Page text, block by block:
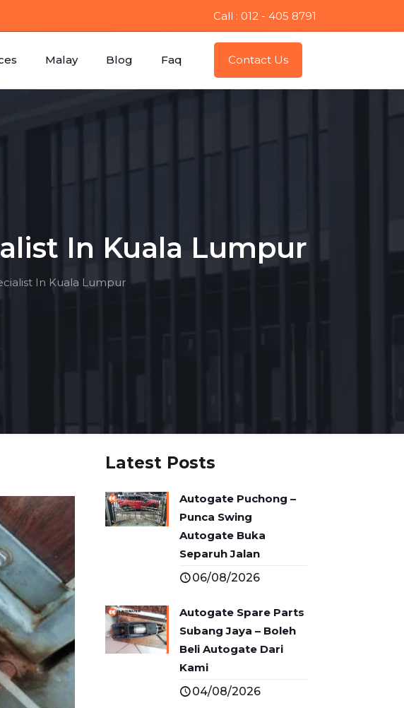
Call : 012 - 405 8791
Malay Blog Faq Contact Us
In Kuala Lumpur
In Kuala Lumpur
Latest Posts
Autogate Puchong –
Punca Swing
Autogate Buka
Separuh Jalan
06/08/2026
Autogate Spare Parts
Subang Jaya – Boleh
Beli Autogate Dari
Kami
04/08/2026